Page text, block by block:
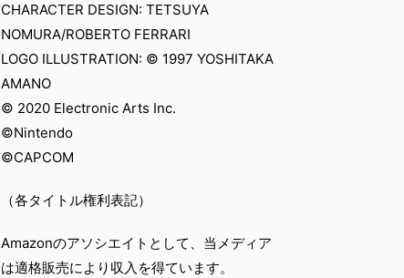
CHARACTER DESIGN: TETSUYA
NOMURA/ROBERTO FERRARI
LOGO ILLUSTRATION: © 1997 YOSHITAKA
AMANO
© 2020 Electronic Arts Inc.
©Nintendo
©CAPCOM
（各タイトル権利表記）
Amazonのアソシエイトとして、当メディア
は適格販売により収入を得ています。